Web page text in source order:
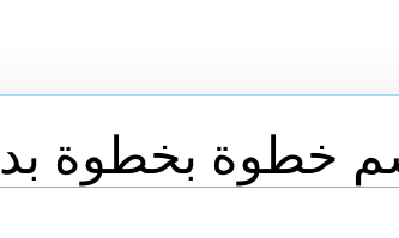
خطوة بخطوة